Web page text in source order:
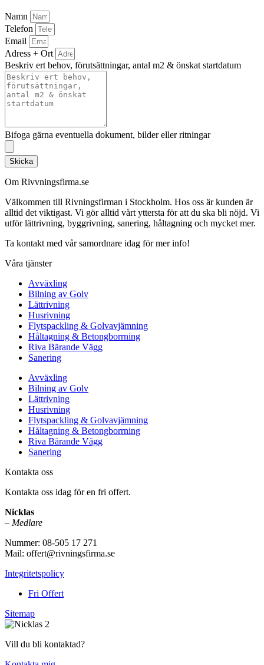
Namn
Telefon
Email
Adress + Ort
Beskriv ert behov, förutsättningar, antal m2 & önskat startdatum
Bifoga gärna eventuella dokument, bilder eller ritningar
Skicka
Om Rivvningsfirma.se
Välkommen till Rivningsfirman i Stockholm. Hos oss är kunden är
alltid det viktigast. Vi gör alltid vårt yttersta för att du ska bli nöjd. Vi
utför lättrivning, byggrivning, sanering, håltagning och mycket mer.
Ta kontakt med vår samordnare idag för mer info!
Våra tjänster
Avväxling
Bilning av Golv
Lättrivning
Husrivning
Flytspackling & Golvavjämning
Håltagning & Betongborrning
Riva Bärande Vägg
Sanering
Avväxling
Bilning av Golv
Lättrivning
Husrivning
Flytspackling & Golvavjämning
Håltagning & Betongborrning
Riva Bärande Vägg
Sanering
Kontakta oss
Kontakta oss idag för en fri offert.
Nicklas
– Medlare
Nummer: 08-505 17 271
Mail: offert@rivningsfirma.se
Integritetspolicy
Fri Offert
Sitemap
Vill du bli kontaktad?